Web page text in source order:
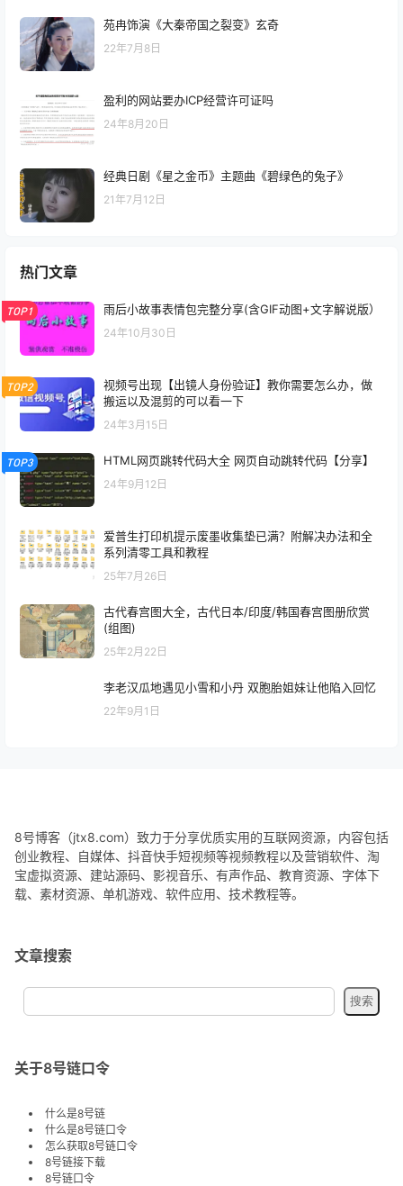
苑冉饰演《大秦帝国之裂变》玄奇
22年7月8日
盈利的网站要办ICP经营许可证吗
24年8月20日
经典日剧《星之金币》主题曲《碧绿色的兔子》
21年7月12日
热门文章
TOP1 雨后小故事表情包完整分享(含GIF动图+文字解说版）
24年10月30日
TOP2
视频号出现【出镜人身份验证】教你需要怎么办，做
搬运以及混剪的可以看一下
24年3月15日
TOP3 HTML网页跳转代码大全 网页自动跳转代码【分享】
24年9月12日
爱普生打印机提示废墨收集垫已满？附解决办法和全
系列清零工具和教程
25年7月26日
古代春宫图大全，古代日本/印度/韩国春宫图册欣赏
(组图)
25年2月22日
李老汉瓜地遇见小雪和小丹 双胞胎姐妹让他陷入回忆
22年9月1日
8号博客（jtx8.com）致力于分享优质实用的互联网资源，内容包括
创业教程、自媒体、抖音快手短视频等视频教程以及营销软件、淘
宝虚拟资源、建站源码、影视音乐、有声作品、教育资源、字体下
载、素材资源、单机游戏、软件应用、技术教程等。
文章搜索
关于8号链口令
什么是8号链
什么是8号链口令
怎么获取8号链口令
8号链接下载
8号链口令